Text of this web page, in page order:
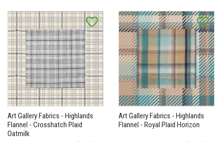
favorite_border
Art Gallery Fabrics - Highlands
Flannel - Crosshatch Plaid
Oatmilk
favorite_border
Art Gallery Fabrics - Highlands
Flannel - Royal Plaid Horizon